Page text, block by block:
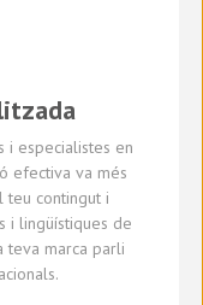
i especialistes en
efectiva va més
teu contingut i
i lingüístiques de
teva marca parli